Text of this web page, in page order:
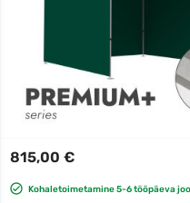
815,00 €
Kohaletoimetamine 5-6 tööpäeva